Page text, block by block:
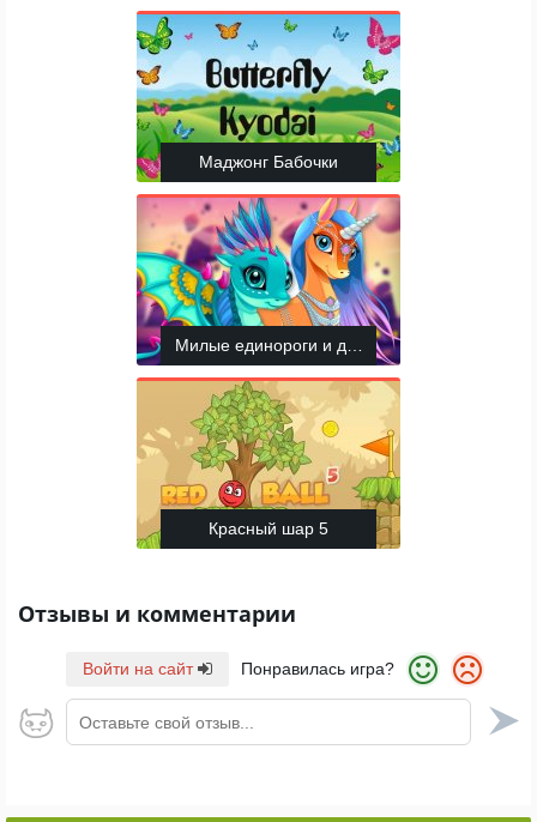
Маджонг Бабочки
Милые единороги и драконы
Красный шар 5
Отзывы и комментарии
Войти на сайт Понравилась игра?
Оставьте свой отзыв...